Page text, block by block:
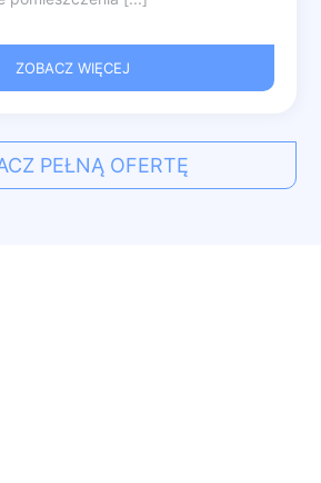
ZOBACZ WIĘCEJ
PEŁNĄ OFERTĘ